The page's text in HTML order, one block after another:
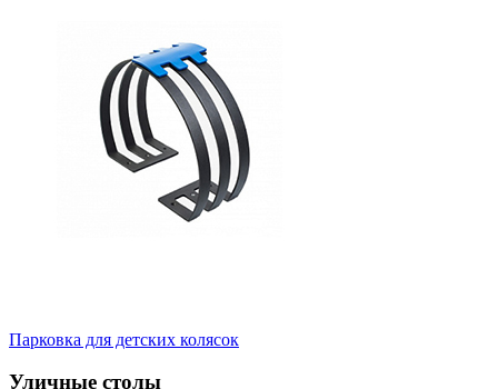
Парковка для детских колясок
Уличные столы